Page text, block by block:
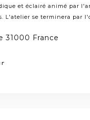
et éclairé animé par
L'atelier se terminera par
31000 France